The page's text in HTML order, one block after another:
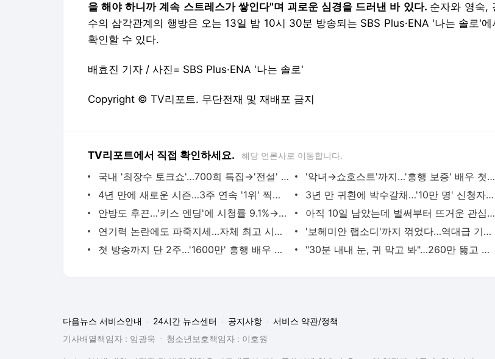
을 해야 하니까 계속 스트레스가 쌓인다"며 괴로운 심경을 드러낸 바 있다. 순자와 영숙,
수의 삼각관계의 행방은 오는 13일 밤 10시 30분 방송되는 SBS Plus·ENA '나는 솔로'에
확인할 수 있다.
배효진 기자 / 사진= SBS Plus·ENA '나는 솔로'
Copyright © TV리포트. 무단전재 및 재배포 금지
TV리포트에서 직접 확인하세요. 해당 언론사로 이동합니다.
국내 '최장수 토크쇼'…700회 특집→'전설' 3인방 출격하는 韓 예능 ('동치미')
'악녀→쇼호스트'까지…'흥행 보증' 배우 첫 코믹 연기로 기대감 쏟아지는 韓 드라마 ('멋진 신세
4년 만에 새로운 시즌…3주 연속 '1위' 찍고 '용두용미' 결말로 민심 접수한 韓 드라마 ('유미의세
3년 만 귀환에 박수갈채…'10만 명' 신청자 몰린 뜨거운 관심 韓 예능 ('스페이스 공감')
안방도 후끈…'키스 엔딩'에 시청률 9.1%→전 채널 1위 달성한 韓 드라마 ('은밀한 감사')
아직 10일 남았는데 벌써부터 뜨거운 관심…전 세계 190여 개국 동시 공개되는 韓 드라마 ('원더풀
연기력 논란에도 파죽지세…자체 최고 시청률 14.6%→美까지 반응 난리난 韓 드라마 ('대군부인')
'보헤미안 랩소디'까지 꺾었다…역대급 기록 쓰며 전 세계 강타한 '음악 영화'
첫 방송까지 단 2주…'1600만' 흥행 배우 차기작으로 벌써 입소문 뜨거운 韓 드라마 ('취사병')
"30분 내내 눈, 귀 막고 봐"…260만 뚫고 역대 흥행 3위 차지해 난리 난 이 영화
다음뉴스 서비스안내 24시간 뉴스센터 공지사항
서비스 약관/정책
기사배열책임자 : 임광욱
청소년보호책임자 : 이호원